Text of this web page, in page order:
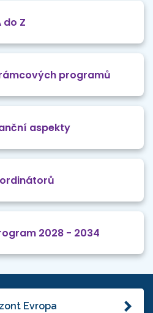
do Z
programů
aspekty
2028 - 2034
Evropa